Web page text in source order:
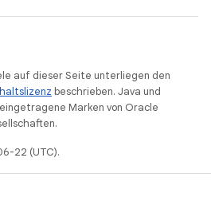
auf dieser Seite unterliegen den
beschrieben. Java und
Marken von Oracle
22 (UTC).